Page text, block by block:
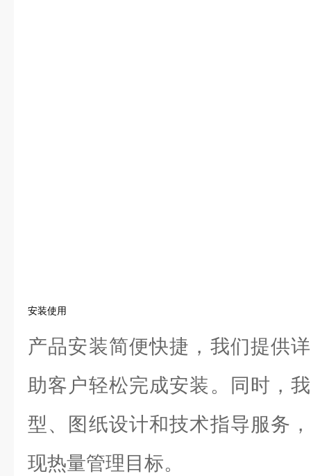
安装使用
产品安装简便快捷，我们提供
助客户轻松完成安装。同时，
型、图纸设计和技术指导服务
现热量管理目标。